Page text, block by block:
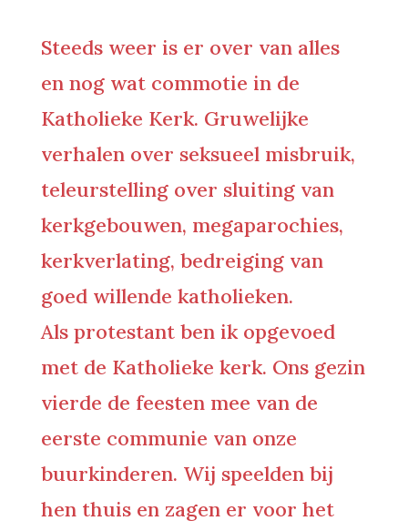
Steeds weer is er over van alles
en nog wat commotie in de
Katholieke Kerk. Gruwelijke
verhalen over seksueel misbruik,
teleurstelling over sluiting van
kerkgebouwen, megaparochies,
kerkverlating, bedreiging van
goed willende katholieken.
Als protestant ben ik opgevoed
met de Katholieke kerk. Ons gezin
vierde de feesten mee van de
eerste communie van onze
buurkinderen. Wij speelden bij
hen thuis en zagen er voor het